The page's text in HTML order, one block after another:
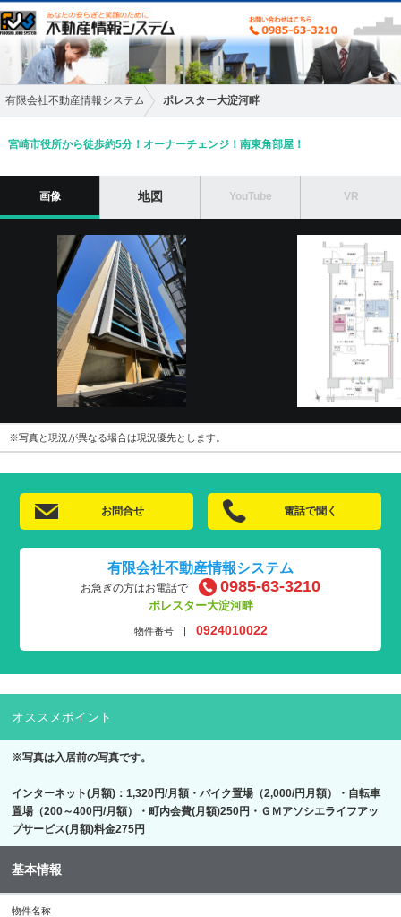
有限会社不動産情報システム ポレスター大淀河畔
宮崎市役所から徒歩約5分！オーナーチェンジ！南東角部屋！
画像 地図 YouTube VR
※写真と現況が異なる場合は現況優先とします。
お問合せ 電話で聞く
有限会社不動産情報システム
お急ぎの方はお電話で 0985-63-3210
ポレスター大淀河畔
物件番号 | 0924010022
オススメポイント
※写真は入居前の写真です。
インターネット(月額)：1,320円/月額・バイク置場（2,000/円月額）・自転車
置場（200～400円/月額）・町内会費(月額)250円・ＧＭアソシエライフアッ
プサービス(月額)料金275円
基本情報
物件名称